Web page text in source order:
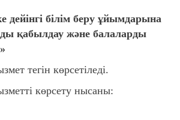
дейінгі білім беру ұйымдарына
қабылдау және балаларды
тегін көрсетіледі.
көрсету нысаны: